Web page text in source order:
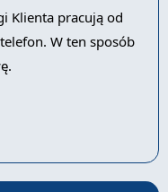
Klienta pracują od
W ten sposób